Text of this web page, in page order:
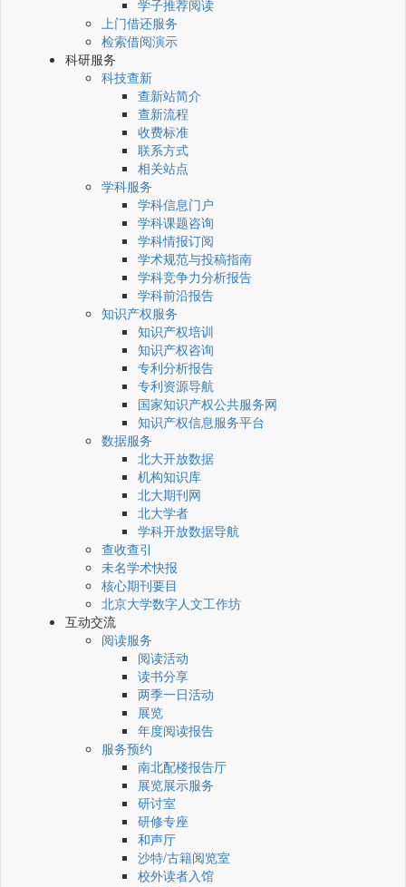
学子推荐阅读
上门借还服务
检索借阅演示
科研服务
科技查新
查新站简介
查新流程
收费标准
联系方式
相关站点
学科服务
学科信息门户
学科课题咨询
学科情报订阅
学术规范与投稿指南
学科竞争力分析报告
学科前沿报告
知识产权服务
知识产权培训
知识产权咨询
专利分析报告
专利资源导航
国家知识产权公共服务网
知识产权信息服务平台
数据服务
北大开放数据
机构知识库
北大期刊网
北大学者
学科开放数据导航
查收查引
未名学术快报
核心期刊要目
北京大学数字人文工作坊
互动交流
阅读服务
阅读活动
读书分享
两季一日活动
展览
年度阅读报告
服务预约
南北配楼报告厅
展览展示服务
研讨室
研修专座
和声厅
沙特/古籍阅览室
校外读者入馆